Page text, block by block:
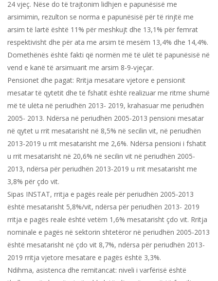
24 vjeç. Nëse do të trajtonim lidhjen e papunësisë me
arsimimin, rezulton se norma e papunësisë për të rinjtë me
arsim të lartë është 11% për meshkujt dhe 13,1% për femrat
respektivisht dhe për ata me arsim të mesëm 13,4% dhe 14,4%.
Domethënës është fakti që normën më të ulët të papunësisë në
vend e kanë të arsimuarit me arsim 8-9-vjeçar.
Pensionet dhe pagat: Rritja mesatare vjetore e pensionit
mesatar të qytetit dhe të fshatit është realizuar me ritme shumë
më të ulëta në periudhën 2013- 2019, krahasuar me periudhën
2005- 2013. Ndërsa në periudhën 2005-2013 pensioni mesatar
në qytet u rrit mesatarisht në 8,5% në secilin vit, në periudhën
2013-2019 u rrit mesatarisht me 2,6%. Ndërsa pensioni i fshatit
u rrit mesatarisht në 20,6% në secilin vit në periudhën 2005-
2013, ndërsa për periudhën 2013-2019 u rrit mesatarisht me
3,8% për çdo vit.
Sipas INSTAT, rritja e pagës reale për periudhën 2005-2013
është mesatarisht 5,8%/vit, ndërsa për periudhën 2013- 2019
rritja e pagës reale është vetëm 1,6% mesatarisht çdo vit. Rritja
nominale e pagës në sektorin shtetëror në periudhën 2005-2013
është mesatarisht në çdo vit 8,7%, ndërsa për periudhën 2013-
2019 rritja vjetore mesatare e pagës është 3,3%.
Ndihma, asistenca dhe remitancat: niveli i varfërisë është